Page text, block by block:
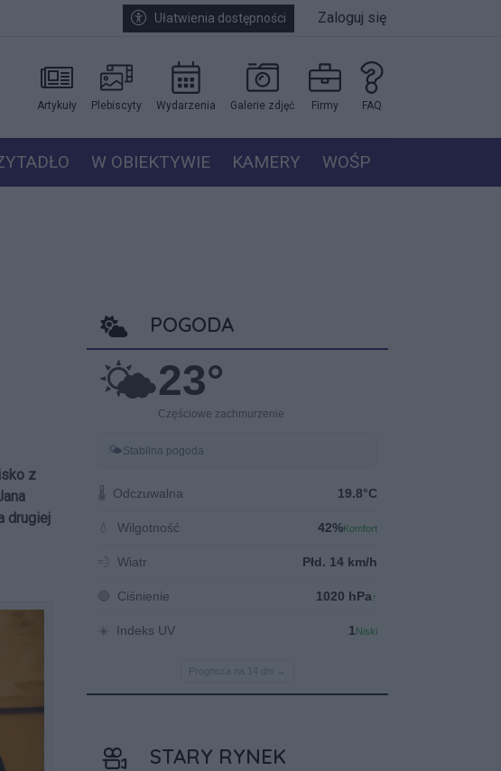
Ułatwienia dostępności Zaloguj się
Artykuły Plebiscyty Wydarzenia Galerie zdjęć Firmy FAQ
W OBIEKTYWIE KAMERY WOŚP
z
drugiej
POGODA
STARY RYNEK